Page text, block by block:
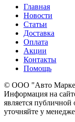
Главная
Новости
Статьи
Доставка
Оплата
Акции
Контакты
Помощь
© OOO "Авто
Информация на
является
уточняйте у